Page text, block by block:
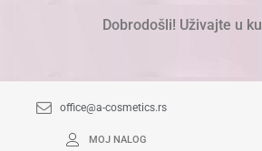
Dobrodošli! Uživajte u
office@a-cosmetics.rs
MOJ NALOG